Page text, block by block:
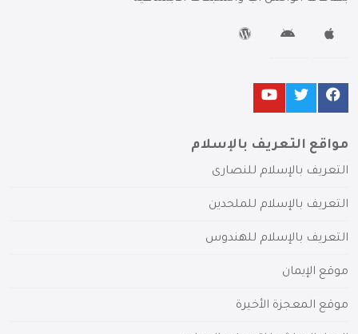
مواقع التعريف بالإسلام
التعريف بالإسلام للنصارى
التعريف بالإسلام للملحدين
التعريف بالإسلام للهندوس
موقع الإيمان
موقع المعجزة الأخيرة